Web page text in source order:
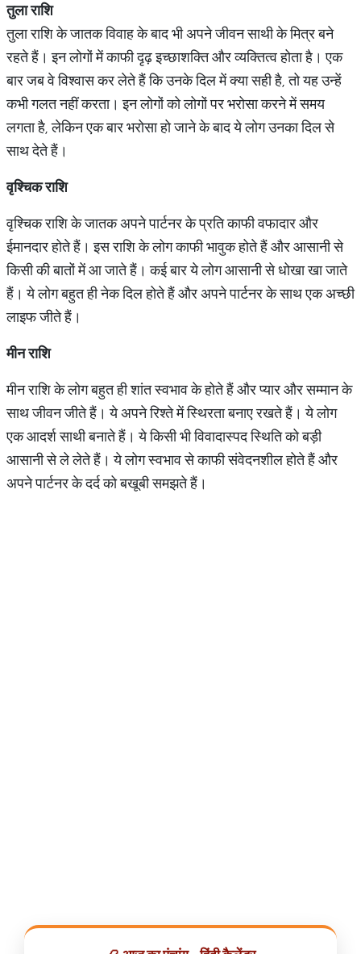
तुलाराशि
तुला राशि के जातक विवाह के बाद भी अपने जीवन साथी के मित्र बने
रहते हैं। इन लोगों में काफी दृढ़ इच्छाशक्ति और व्यक्तित्व होता है। एक
बार जब वे विश्वास कर लेते हैं कि उनके दिल में क्या सही है, तो यह उन्हें
कभी गलत नहीं करता। इन लोगों को लोगों पर भरोसा करने में समय
लगता है, लेकिन एक बार भरोसा हो जाने के बाद ये लोग उनका दिल से
साथ देते हैं।
वृश्चिकराशि
वृश्चिक राशि के जातक अपने पार्टनर के प्रति काफी वफादार और
ईमानदार होते हैं। इस राशि के लोग काफी भावुक होते हैं और आसानी से
किसी की बातों में आ जाते हैं। कई बार ये लोग आसानी से धोखा खा जाते
हैं। ये लोग बहुत ही नेक दिल होते हैं और अपने पार्टनर के साथ एक अच्छी
लाइफ जीते हैं।
मीनराशि
मीन राशिके लोग बहुत ही शांत स्वभाव के होते हैं और प्यार और सम्मान के
साथ जीवन जीते हैं। ये अपने रिश्ते में स्थिरता बनाए रखते हैं। ये लोग
एक आदर्श साथी बनाते हैं। ये किसी भी विवादास्पद स्थिति को बड़ी
आसानी से ले लेते हैं। ये लोग स्वभाव से काफी संवेदनशील होते हैं और
अपने पार्टनर के दर्द को बखूबी समझते हैं।